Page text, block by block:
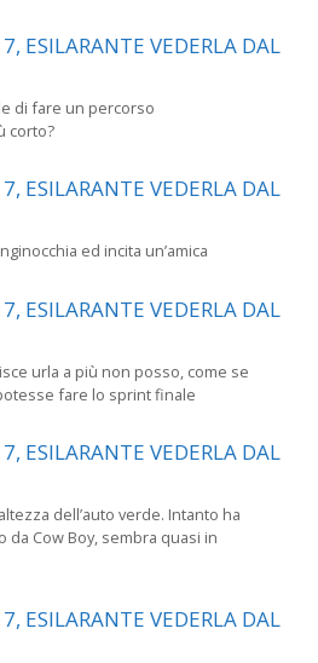
di fare un percorso
corto?
ed incita un’amica
urla a più non posso, come se
fare lo sprint finale
dell’auto verde. Intanto ha
da Cow Boy, sembra quasi in